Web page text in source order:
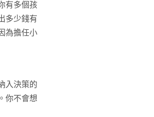
有多個孩
多少錢有
為擔任小
入決策的
你不會想